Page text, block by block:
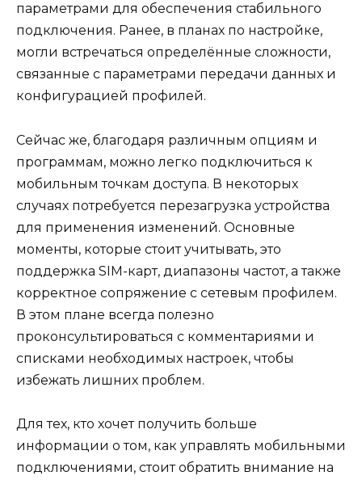
параметрами для обеспечения стабильного
подключения. Ранее, в планах по настройке,
могли встречаться определённые сложности,
связанные с параметрами передачи данных и
конфигурацией профилей.
Сейчас же, благодаря различным опциям и
программам, можно легко подключиться к
мобильным точкам доступа. В некоторых
случаях потребуется перезагрузка устройства
для применения изменений. Основные
моменты, которые стоит учитывать, это
поддержка SIM-карт, диапазоны частот, а также
корректное сопряжение с сетевым профилем.
В этом плане всегда полезно
проконсультироваться с комментариями и
списками необходимых настроек, чтобы
избежать лишних проблем.
Для тех, кто хочет получить больше
информации о том, как управлять мобильными
подключениями, стоит обратить внимание на